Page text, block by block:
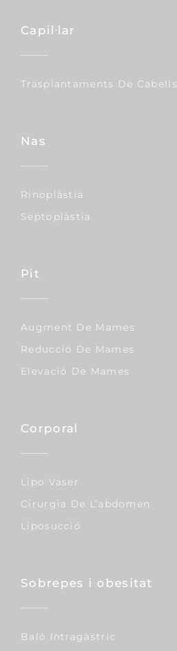
Capil·lar
Trasplantaments De Cabells
Nas
Rinoplàstia
Septoplàstia
Pit
Augment De Mames
Reducció De Mames
Elevació De Mames
Corporal
Lipo Vaser
Cirurgia De L’abdomen
Liposucció
Sobrepes i obesitat
Baló Intragàstric